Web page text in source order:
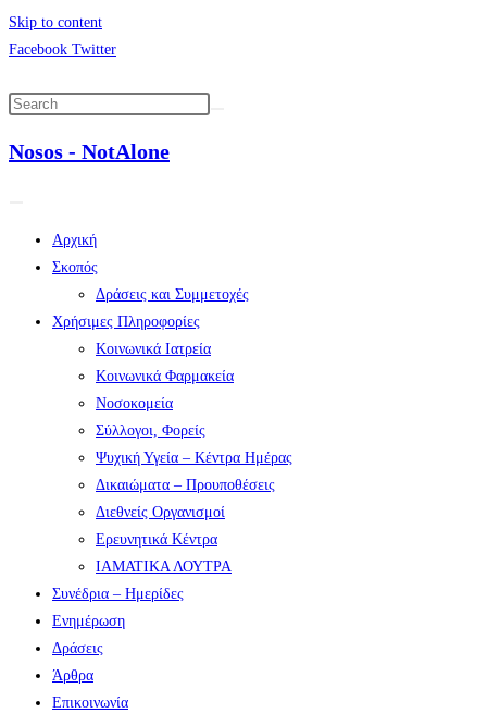
Skip to content
Facebook Twitter
Nosos - NotAlone
Αρχική
Σκοπός
Δράσεις και Συμμετοχές
Χρήσιμες Πληροφορίες
Κοινωνικά Ιατρεία
Κοινωνικά Φαρμακεία
Νοσοκομεία
Σύλλογοι, Φορείς
Ψυχική Υγεία – Κέντρα Ημέρας
Δικαιώματα – Προυποθέσεις
Διεθνείς Οργανισμοί
Ερευνητικά Κέντρα
ΙΑΜΑΤΙΚΑ ΛΟΥΤΡΑ
Συνέδρια – Ημερίδες
Ενημέρωση
Δράσεις
Άρθρα
Επικοινωνία